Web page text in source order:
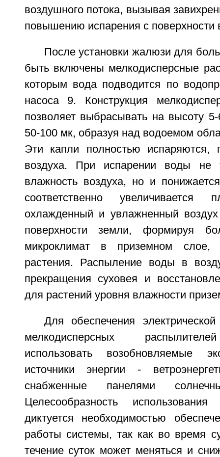
воздушного потока, вызывая
повышению испарения с поверхности
После установки жалюзи для
быть включены мелкодисперсные
которым вода подводится по
насоса 9. Конструкция
позволяет выбрасывать на высоту
50-100 мк, образуя над водоемом
Эти капли полностью испаряются,
воздуха. При испарении воды не
влажность воздуха, но и
соответственно увеличивается
охлажденный и увлажненный воздух
поверхности земли, формируя
микроклимат в приземном слое,
растения. Распыление воды в
прекращения суховея и
для растений уровня влажности
Для обеспечения
мелкодисперсных
использовать возобновляемые
источники энергии -
снабженные панелями
Целесообразность
диктуется необходимостью
работы системы, так как во время
течение суток может меняться и